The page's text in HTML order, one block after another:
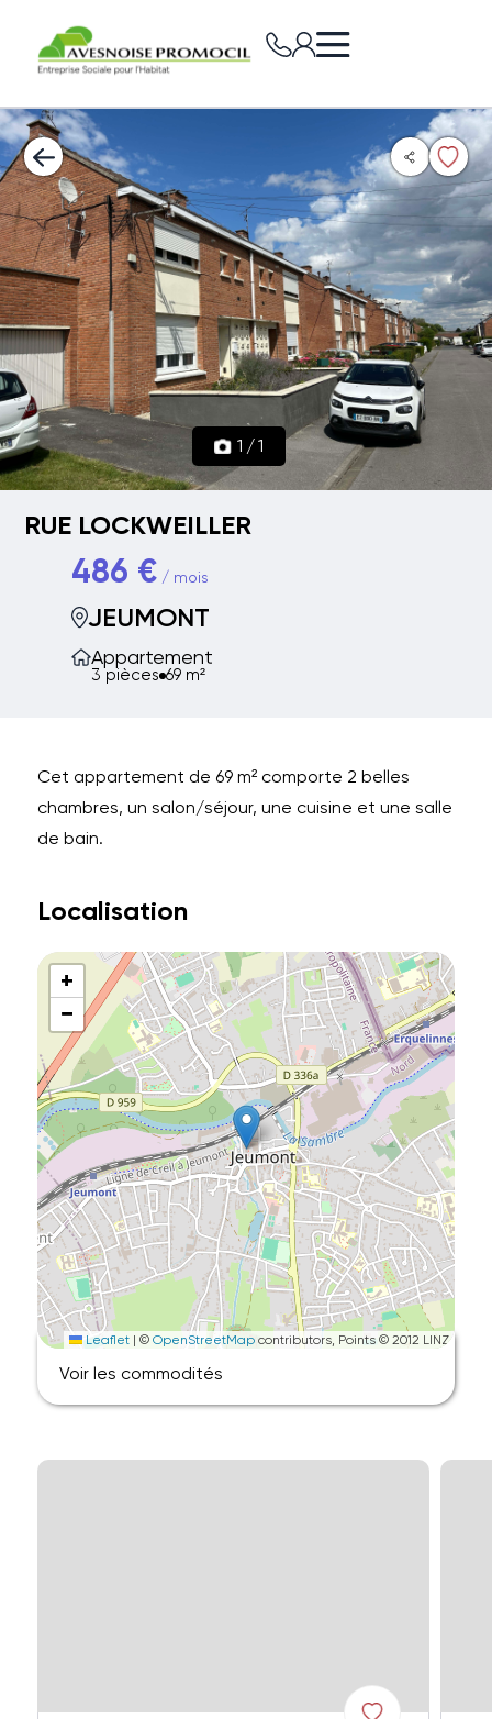
1 /1
RUE LOCKWEILLER
486 €/ mois
JEUMONT
Appartement
3 pièces 69 m²
Cet appartement de 69 m² comporte 2 belles
chambres, un salon/séjour, une cuisine et une salle
de bain.
Localisation
+
−
Leaflet | ©OpenStreetMap contributors, Points © 2012 LINZ
Voir les commodités